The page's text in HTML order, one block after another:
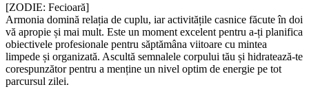
[ZODIE: Fecioară]
Armonia domină relația de cuplu, iar activitățile casnice făcute în doi
vă apropie și mai mult. Este un moment excelent pentru a-ți planifica
obiectivele profesionale pentru săptămâna viitoare cu mintea
limpede și organizată. Ascultă semnalele corpului tău și hidratează-te
corespunzător pentru a menține un nivel optim de energie pe tot
parcursul zilei.